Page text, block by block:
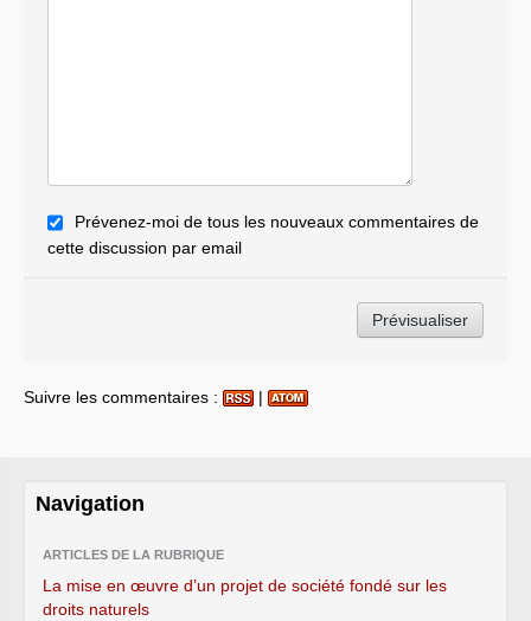
Prévenez-moi de tous les nouveaux commentaires de
cette discussion par email
Suivre les commentaires : |
Navigation
ARTICLES DE LA RUBRIQUE
La mise en œuvre d’un projet de société fondé sur les
droits naturels